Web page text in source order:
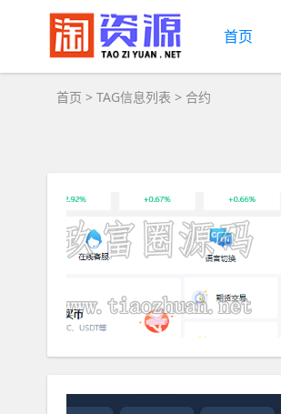
首页
首页 > TAG信息列表 > 合约